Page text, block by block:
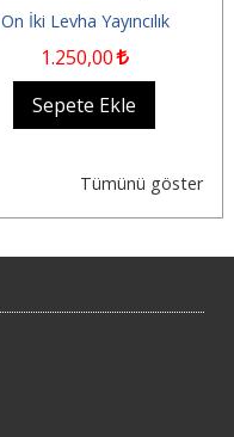
Mahkemeleri ve İş
Mahkemelerinde...
On İki Levha Yayıncılık
1.250,00
Sepete Ekle
Tümünü göster